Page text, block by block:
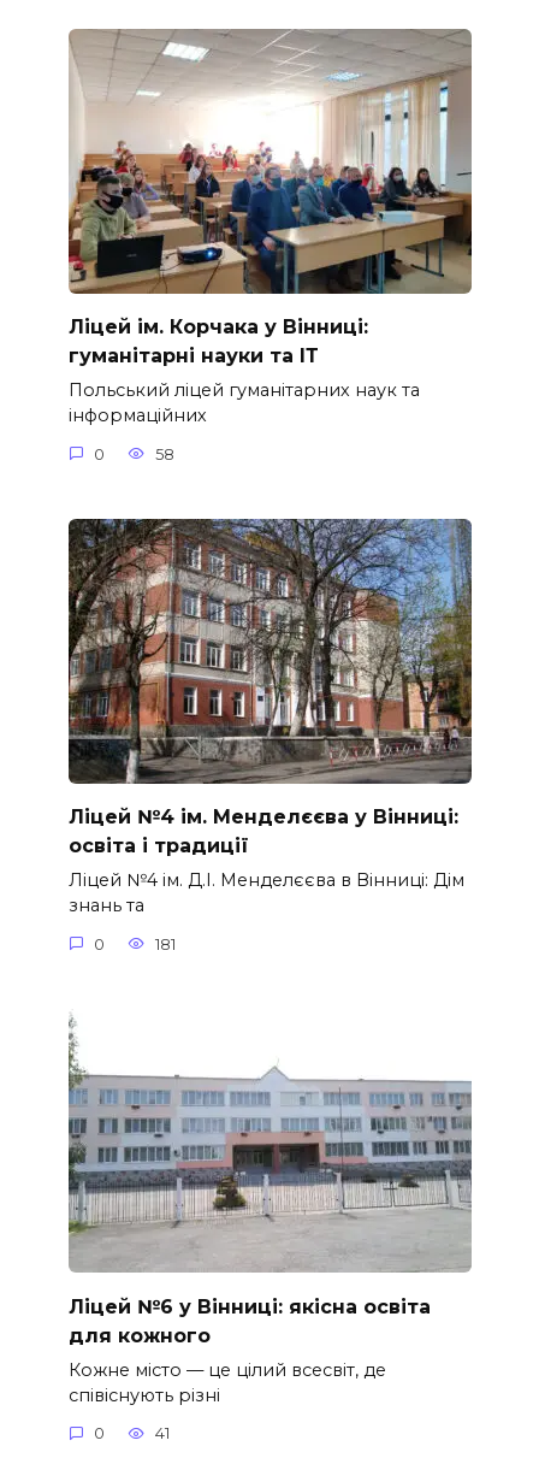
Ліцей ім. Корчака у Вінниці:
гуманітарні науки та ІТ
Польський ліцей гуманітарних наук та
інформаційних
0 58
Ліцей №4 ім. Менделєєва у Вінниці:
освіта і традиції
Ліцей №4 ім. Д.І. Менделєєва в Вінниці: Дім
знань та
0 181
Ліцей №6 у Вінниці: якісна освіта
для кожного
Кожне місто — це цілий всесвіт, де
співіснують різні
0 41